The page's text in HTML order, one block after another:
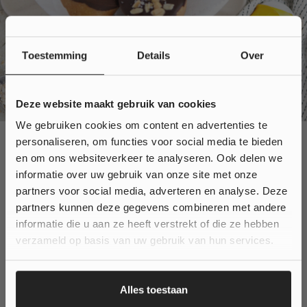
Toestemming Details Over
Deze website maakt gebruik van cookies
We gebruiken cookies om content en advertenties te
personaliseren, om functies voor social media te bieden
en om ons websiteverkeer te analyseren. Ook delen we
informatie over uw gebruik van onze site met onze
partners voor social media, adverteren en analyse. Deze
partners kunnen deze gegevens combineren met andere
informatie die u aan ze heeft verstrekt of die ze hebben
verzameld op basis van uw gebruik van hun services.
Alles toestaan
VERGELIJKBARE
PRODUCTEN
Wil je 10% korting
op jouw bestelling?
Ja, klinkt goed!
Nee, ik wil geen korting...